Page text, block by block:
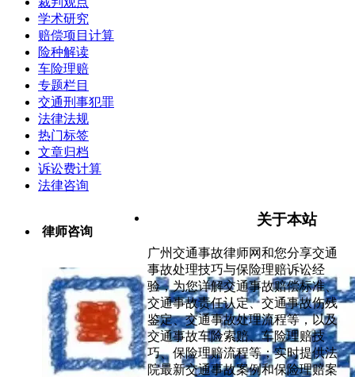
学术研究
赔偿项目计算
险种解读
车险理赔
专题栏目
交通刑事犯罪
法律法规
热门标签
文章归档
诉讼费计算
法律咨询
律师咨询
关于本站
广州交通事故律师网和您分享交通
事故处理技巧与保险理赔诉讼经
验，为您详解交通事故赔偿标准、
交通事故责任认定、交通事故伤残
鉴定、交通事故处理流程等，以及
交通事故车险索赔、车险理赔技
巧、保险理赔流程等；实时提供法
院最新交通事故案例和保险理赔案